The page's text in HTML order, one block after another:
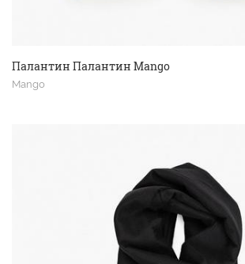
Палантин Палантин Mango
Mango